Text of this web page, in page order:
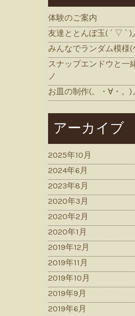
体験のご案内
友達ととんぼ玉( ´ ▽ ` )
みんなでランダム模様
スナップエンドウと一
ノ
お皿の制作(。・∀・。)
アーカイブ
2025年10月
2024年6月
2023年8月
2020年3月
2020年2月
2020年1月
2019年12月
2019年11月
2019年10月
2019年9月
2019年6月